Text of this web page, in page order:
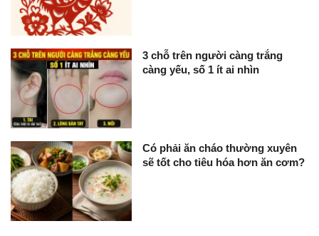
3 chỗ trên người càng trắng
càng yếu, số 1 ít ai nhìn
Có phải ăn cháo thường xuyên
sẽ tốt cho tiêu hóa hơn ăn cơm?